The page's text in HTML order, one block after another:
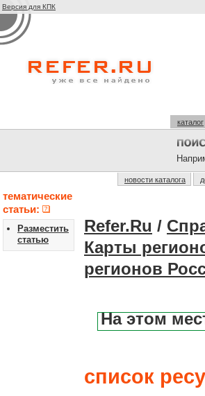
Версия для КПК
каталог
новости каталога
тематические
статьи:
Разместить
статью
Refer.Ru /
Карты
регионов
На этом
список